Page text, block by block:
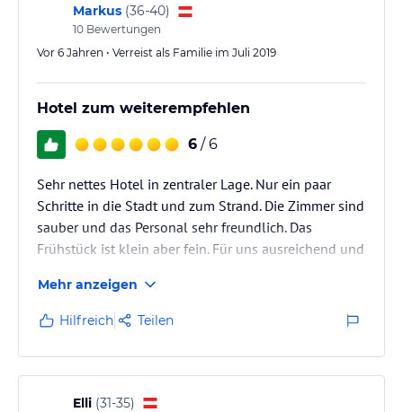
Markus (36-40)
10 Bewertungen
Vor 6 Jahren • Verreist als Familie im Juli 2019
Hotel zum weiterempfehlen
6 / 6
Sehr nettes Hotel in zentraler Lage. Nur ein paar
Schritte in die Stadt und zum Strand. Die Zimmer sind
sauber und das Personal sehr freundlich. Das
Frühstück ist klein aber fein. Für uns ausreichend und
Mehr anzeigen
Hilfreich Teilen
Elli (31-35)